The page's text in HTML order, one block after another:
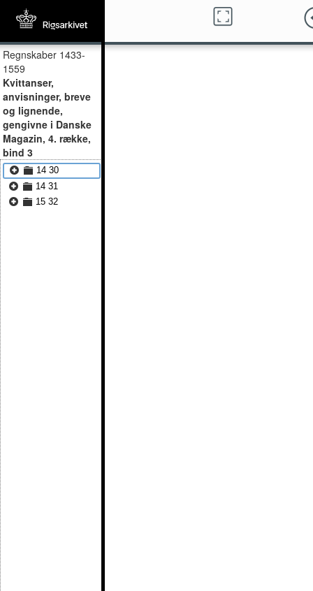
Regnskaber 1433-
1559
Kvittanser,
anvisninger, breve
og lignende,
gengivne i Danske
Magazin, 4. række,
bind 3
14 30
14 31
15 32